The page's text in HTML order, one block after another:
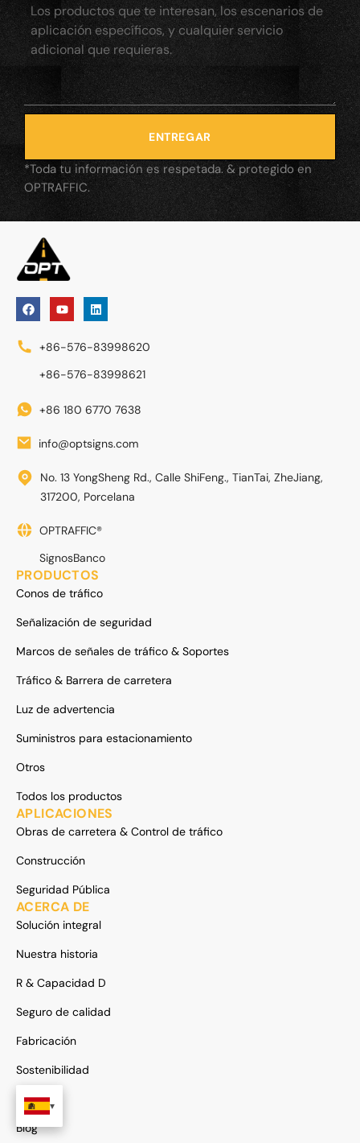
ENTREGAR
*Toda tu información es respetada. & protegido en
OPTRAFFIC.
+86-576-83998620
+86-576-83998621
+86 180 6770 7638
info@optsigns.com
No. 13 YongSheng Rd., Calle ShiFeng., TianTai, ZheJiang,
317200, Porcelana
OPTRAFFIC®
SignosBanco
PRODUCTOS
Conos de tráfico
Señalización de seguridad
Marcos de señales de tráfico & Soportes
Tráfico & Barrera de carretera
Luz de advertencia
Suministros para estacionamiento
Otros
Todos los productos
APLICACIONES
Obras de carretera & Control de tráfico
Construcción
Seguridad Pública
ACERCA DE
Solución integral
Nuestra historia
R & Capacidad D
Seguro de calidad
Fabricación
Sostenibilidad
Casos
Blog